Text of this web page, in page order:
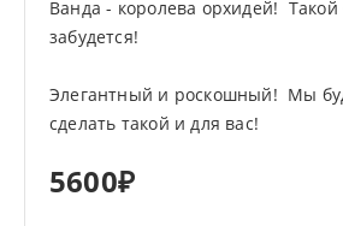
Ванда - королева орхидей! Такой
забудется!
Элегантный и роскошный! Мы
сделать такой и для вас!
5600₽